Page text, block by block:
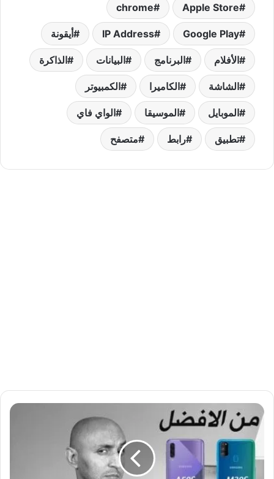
Apple Store
chrome
Google Play
IP Address أيقونة
الأفلام البرنامج البيانات الذاكرة
الشاشة الكاميرا الكمبيوتر
الموبايل الموسيقا الواي فاي
تطبيق رابط متصفح